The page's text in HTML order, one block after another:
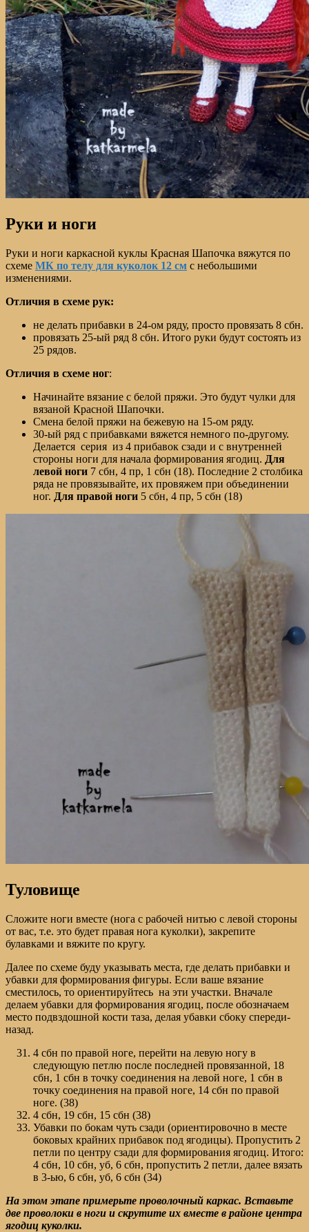
Руки и ноги
Руки и ноги каркасной куклы Красная Шапочка вяжутся по
схеме МК по телу для куколок 12 см с небольшими
изменениями.
Отличия в схеме рук:
не делать прибавки в 24-ом ряду, просто провязать 8 сбн.
провязать 25-ый ряд 8 сбн. Итого руки будут состоять из
25 рядов.
Отличия в схеме ног:
Начинайте вязание с белой пряжи. Это будут чулки для
вязаной Красной Шапочки.
Смена белой пряжи на бежевую на 15-ом ряду.
30-ый ряд с прибавками вяжется немного по-другому.
Делается серия из 4 прибавок сзади и с внутренней
стороны ноги для начала формирования ягодиц. Для
левой ноги 7 сбн, 4 пр, 1 сбн (18). Последние 2 столбика
ряда не провязывайте, их провяжем при объединении
ног. Для правой ноги 5 сбн, 4 пр, 5 сбн (18)
Туловище
Сложите ноги вместе (нога с рабочей нитью с левой стороны
от вас, т.е. это будет правая нога куколки), закрепите
булавками и вяжите по кругу.
Далее по схеме буду указывать места, где делать прибавки и
убавки для формирования фигуры. Если ваше вязание
сместилось, то ориентируйтесь на эти участки. Вначале
делаем убавки для формирования ягодиц, после обозначаем
место подвздошной кости таза, делая убавки сбоку спереди-
назад.
4 сбн по правой ноге, перейти на левую ногу в
следующую петлю после последней провязанной, 18
сбн, 1 сбн в точку соединения на левой ноге, 1 сбн в
точку соединения на правой ноге, 14 сбн по правой
ноге. (38)
4 сбн, 19 сбн, 15 сбн (38)
Убавки по бокам чуть сзади (ориентировочно в месте
боковых крайних прибавок под ягодицы). Пропустить 2
петли по центру сзади для формирования ягодиц. Итого:
4 сбн, 10 сбн, уб, 6 сбн, пропустить 2 петли, далее вязать
в 3-ью, 6 сбн, уб, 6 сбн (34)
На этом этапе примерьте проволочный каркас. Вставьте
две проволоки в ноги и скрутите их вместе в районе центра
ягодиц куколки.